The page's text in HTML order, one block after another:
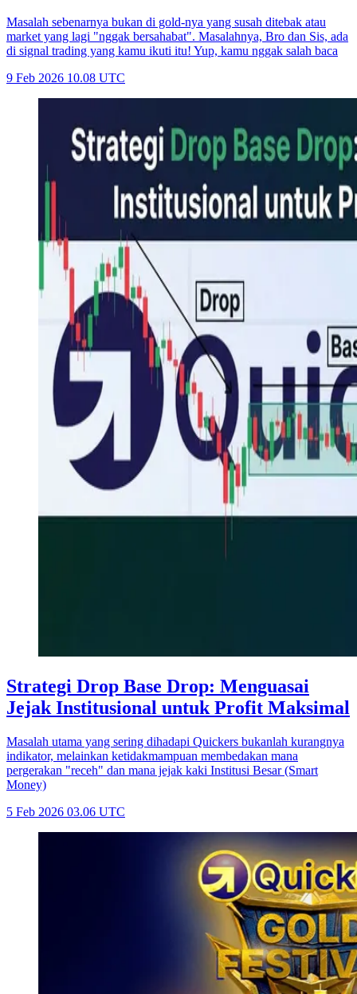
Masalah sebenarnya bukan di gold-nya yang susah ditebak atau
market yang lagi "nggak bersahabat". Masalahnya, Bro dan Sis, ada
di signal trading yang kamu ikuti itu! Yup, kamu nggak salah baca
9 Feb 2026 10.08 UTC
Strategi Drop Base Drop: Menguasai
Jejak Institusional untuk Profit Maksimal
Masalah utama yang sering dihadapi Quickers bukanlah kurangnya
indikator, melainkan ketidakmampuan membedakan mana
pergerakan "receh" dan mana jejak kaki Institusi Besar (Smart
Money)
5 Feb 2026 03.06 UTC